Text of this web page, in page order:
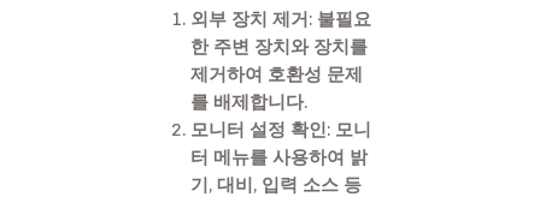
외부 장치 제거: 불필요
한 주변 장치와 장치를
제거하여 호환성 문제
를 배제합니다.
모니터 설정 확인: 모니
터 메뉴를 사용하여 밝
기, 대비, 입력 소스 등